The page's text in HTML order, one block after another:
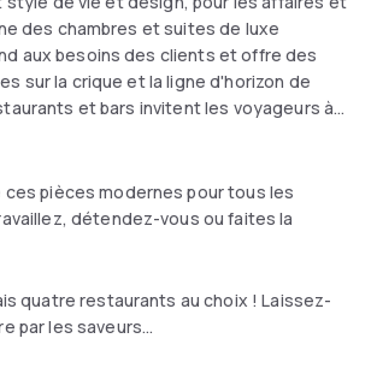
des chambres et suites de luxe
aux besoins des clients et offre des
sur la crique et la ligne d'horizon de
et bars invitent les voyageurs à
savoureux du monde entier. Le Fit and
sur 24 et la piscine extérieure sur le toit
aux clients de l'hôtel. Restez
Wi Fi gratuit et au salon de
pièces modernes pour tous les
détendez-vous ou faites la
quatre restaurants au choix ! Laissez-
par les saveurs...